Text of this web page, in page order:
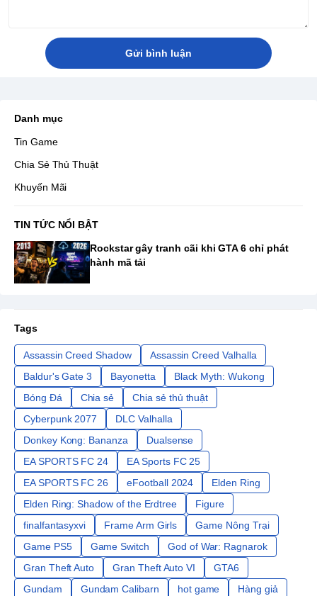
Gửi bình luận
Danh mục
Tin Game
Chia Sẻ Thủ Thuật
Khuyến Mãi
TIN TỨC NỔI BẬT
Rockstar gây tranh cãi khi GTA 6 chỉ phát
hành mã tải
Tags
Assassin Creed Shadow
Assassin Creed Valhalla
Baldur's Gate 3
Bayonetta
Black Myth: Wukong
Bóng Đá
Chia sẻ
Chia sẻ thủ thuật
Cyberpunk 2077
DLC Valhalla
Donkey Kong: Bananza
Dualsense
EA SPORTS FC 24
EA Sports FC 25
EA SPORTS FC 26
eFootball 2024
Elden Ring
Elden Ring: Shadow of the Erdtree
Figure
finalfantasyxvi
Frame Arm Girls
Game Nông Trại
Game PS5
Game Switch
God of War: Ragnarok
Gran Theft Auto
Gran Theft Auto VI
GTA6
Gundam
Gundam Calibarn hot game
Hàng giả